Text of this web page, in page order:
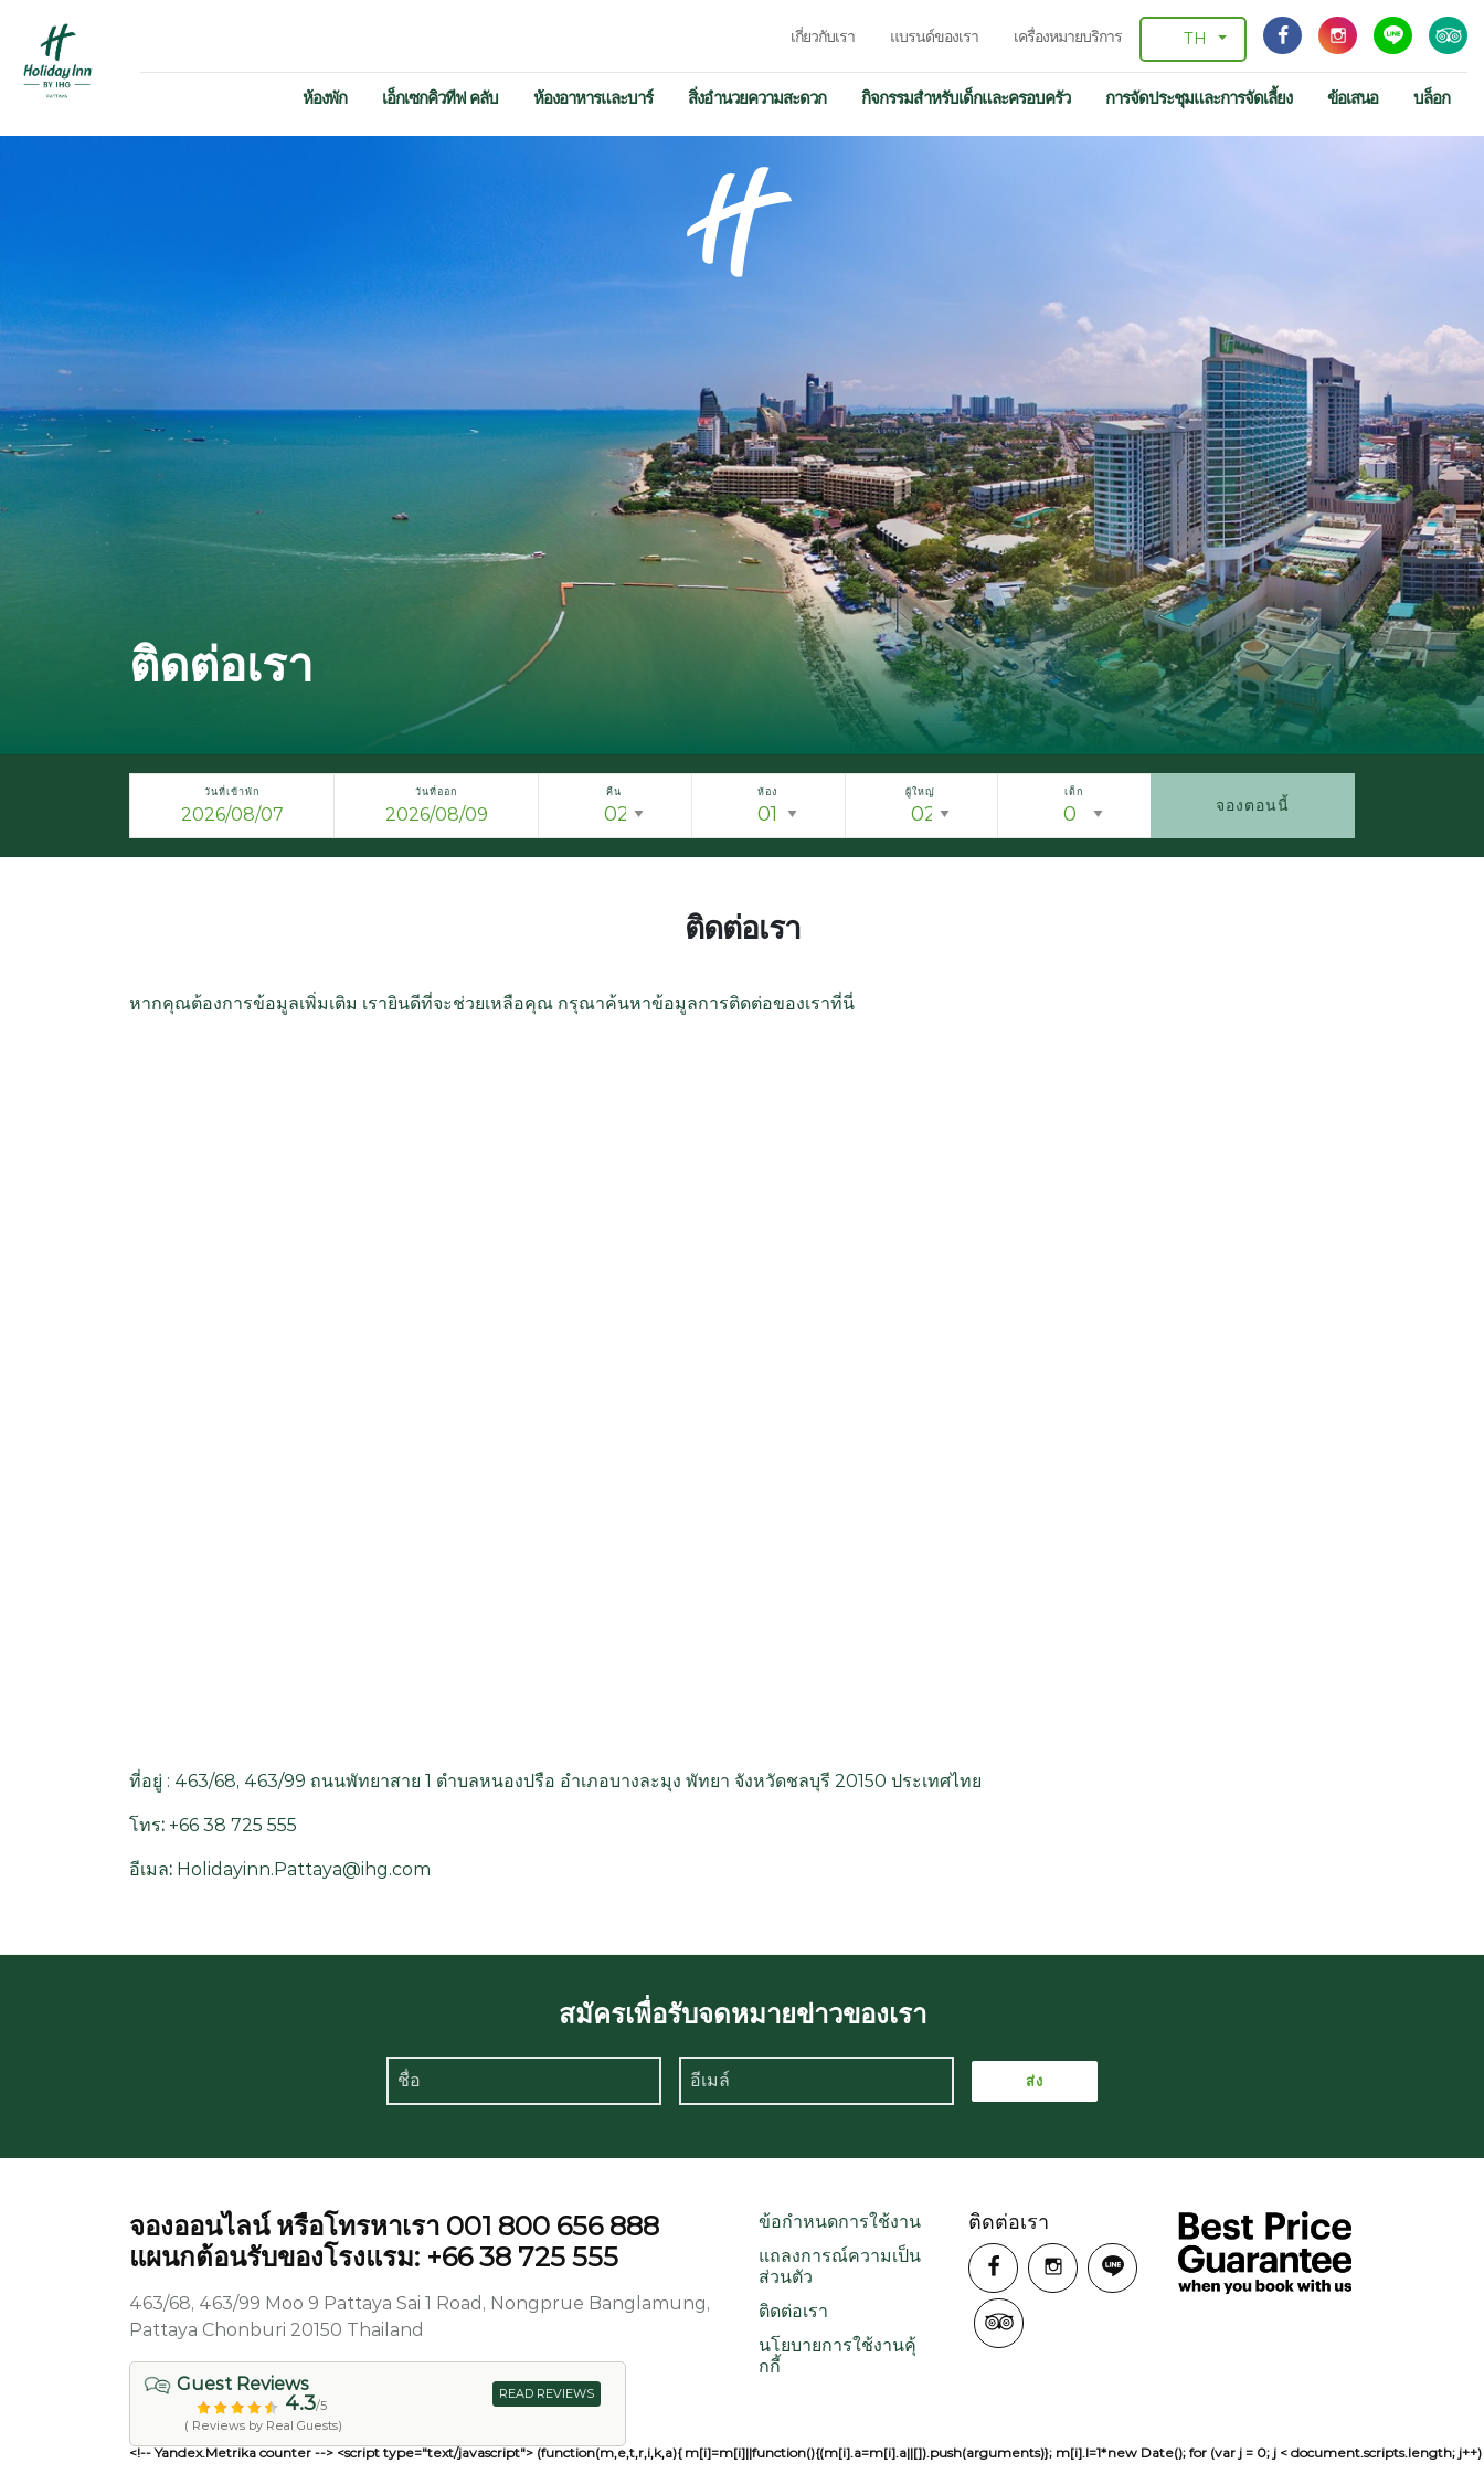
เกี่ยวกับเรา แบรนด์ของเรา เครื่องหมายบริการ TH
ห้องพัก เอ็กเซกคิวทีฟ คลับ ห้องอาหารและบาร์ สิ่งอำนวยความสะดวก กิจกรรมสำหรับเด็กและครอบครัว การจัดประชุมและการจัดเลี้ยง ข้อเสนอ บล็อก
ติดต่อเรา
วันที่เข้าพัก วันที่ออก คืน ห้อง ผู้ใหญ่ เด็ก
จองตอนนี้
ติดต่อเรา
หากคุณต้องการข้อมูลเพิ่มเติม เรายินดีที่จะช่วยเหลือคุณ กรุณาค้นหาข้อมูลการติดต่อของเราที่นี่
ที่อยู่ : 463/68, 463/99 ถนนพัทยาสาย 1 ตำบลหนองปรือ อำเภอบางละมุง พัทยา จังหวัดชลบุรี 20150 ประเทศไทย
โทร: +66 38 725 555
อีเมล: Holidayinn.Pattaya@ihg.com
สมัครเพื่อรับจดหมายข่าวของเรา
จองออนไลน์ หรือโทรหาเรา 001 800 656 888
แผนกต้อนรับของโรงแรม: +66 38 725 555
463/68, 463/99 Moo 9 Pattaya Sai 1 Road, Nongprue Banglamung,
Pattaya Chonburi 20150 Thailand
Guest Reviews
4.3/5
( Reviews by Real Guests)
READ REVIEWS
<!-- Yandex.Metrika counter --> <script type="text/javascript"> (function(m,e,t,r,i,k,a){ m[i]=m[i]||function(){(m[i].a=m[i].a||[]).push(arguments)}; m[i].l=1*new Date(); for (var j = 0; j <
ข้อกำหนดการใช้งาน
แถลงการณ์ความเป็น
ส่วนตัว
ติดต่อเรา
นโยบายการใช้งานคุ้
กกี้
ติดต่อเรา